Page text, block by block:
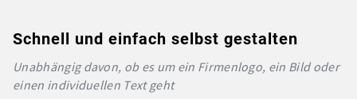
Schnell und einfach selbst gestalten
Unabhängig davon, ob es um ein Firmenlogo, ein Bild oder
einen individuellen Text geht